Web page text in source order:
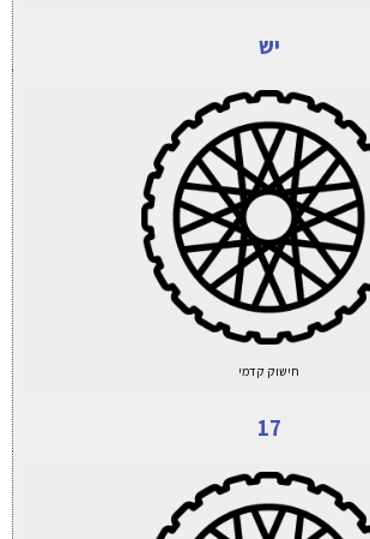
יש
חישוק קדמי
17